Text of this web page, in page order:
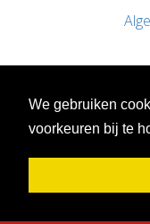
We gebruiken
voorkeuren bij te